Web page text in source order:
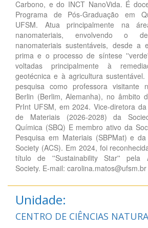
Carbono, e do INCT NanoVida. É
Programa de Pós-Graduação em
UFSM. Atua principalmente na
nanomateriais, envolvendo o
nanomateriais sustentáveis, desde a
prima e o processo de síntese
voltadas principalmente à
geotécnica e à agricultura
pesquisa como professora visitante
Berlin (Berlim, Alemanha), no âmbito
PrInt UFSM, em 2024. Vice-diretora
de Materiais (2026-2028) da
Química (SBQ) E membro ativo da
Pesquisa em Materiais (SBPMat) e
Society (ACS). Em 2024, foi
título de ''Sustainability Star'' pela
Society. E-mail: carolina.matos@ufsm.br
Unidade:
CENTRO DE CIÊNCIAS